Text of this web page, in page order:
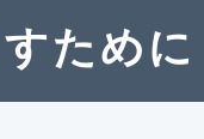
ために